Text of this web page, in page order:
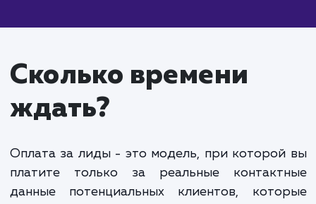
заинтересованных клиентов. Стоимость услуг
начинается от 500 руб. за лид, но окончательная
цена будет зависеть от множества факторов.
В первую очередь, стоимость зависит от
сложности получения лида. Если ваш бизнес
стоимость клика в PPC каналах высока,